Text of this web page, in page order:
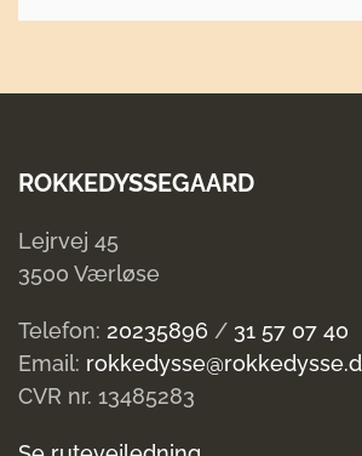
ROKKEDYSSEGAARD
Lejrvej 45
3500 Værløse
Telefon: 20235896 / 31 57 07 40
Email:
CVR nr. 13485283